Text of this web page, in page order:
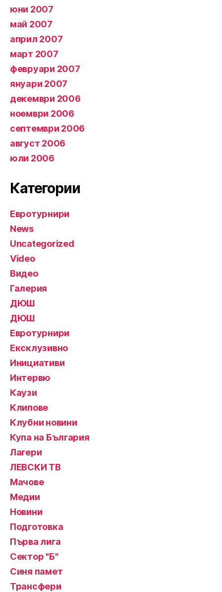
юни 2007
май 2007
април 2007
март 2007
февруари 2007
януари 2007
декември 2006
ноември 2006
септември 2006
август 2006
юли 2006
Категории
Евротурнири
News
Uncategorized
Video
Видео
Галерия
ДЮШ
ДЮШ
Евротурнири
Ексклузивно
Инициативи
Интервю
Каузи
Клипове
Клубни новини
Купа на България
Лагери
ЛЕВСКИ ТВ
Мачове
Медии
Новини
Подготовка
Първа лига
Сектор "Б"
Синя памет
Трансфери